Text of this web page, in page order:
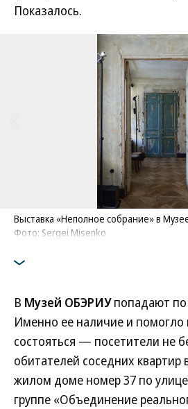
Показалось.
Выставка «Неполное собрание» в
Фото: Sergei Misenko
В Музей ОБЭРИУпопадают по
Именно ее наличие и помогло
состояться — посетители не
обитателей соседних
жилом доме номер 37 по
группе «Объединение